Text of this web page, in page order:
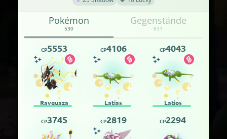
Pokémon
530
Gegenstände
831
CP5553
Rayquaza
CP4106
Latias
CP4043
Latios
CP3745 CP2819 CP2294